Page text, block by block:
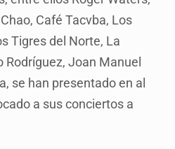
Café Tacvba, Los
Tigres del Norte, La
Joan Manuel
se han presentado en al
a sus conciertos a